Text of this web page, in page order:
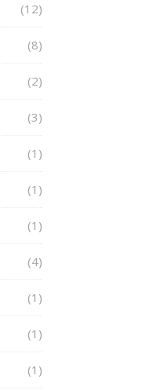
(12)
(8)
(2)
(3)
(1)
(1)
(1)
(4)
(1)
(1)
(1)